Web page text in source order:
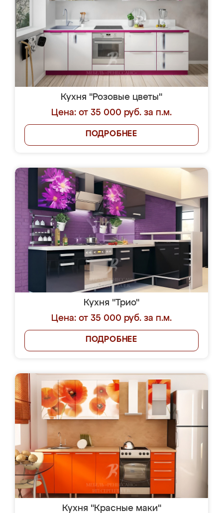
Кухня "Розовые цветы"
Цена: от 35 000 руб. за п.м.
ПОДРОБНЕЕ
Кухня "Трио"
Цена: от 35 000 руб. за п.м.
ПОДРОБНЕЕ
Кухня "Красные маки"